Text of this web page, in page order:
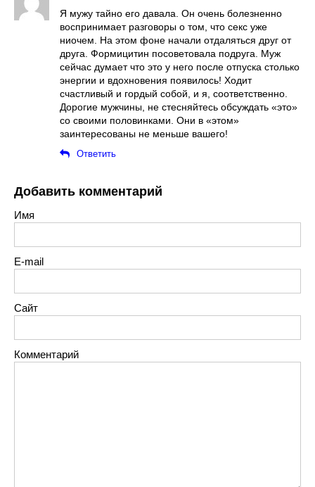
Я мужу тайно его давала. Он очень болезненно
воспринимает разговоры о том, что секс уже
ниочем. На этом фоне начали отдаляться друг от
друга. Формицитин посоветовала подруга. Муж
сейчас думает что это у него после отпуска столько
энергии и вдохновения появилось! Ходит
счастливый и гордый собой, и я, соответственно.
Дорогие мужчины, не стесняйтесь обсуждать «это»
со своими половинками. Они в «этом»
заинтересованы не меньше вашего!
Ответить
Добавить комментарий
Имя
E-mail
Сайт
Комментарий